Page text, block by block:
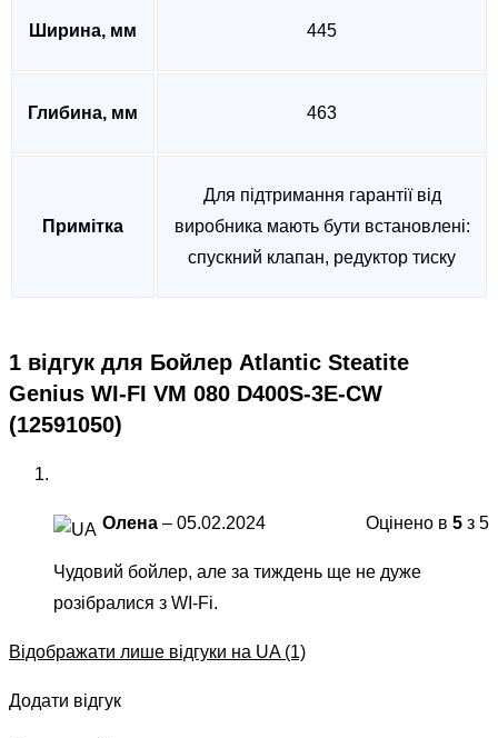
Ширина, мм 445
Глибина, мм 463
Примітка
Для підтримання гарантії від
виробника мають бути встановлені:
спускний клапан, редуктор тиску
1 відгук для Бойлер Atlantic Steatite
Genius WI-FI VM 080 D400S-3E-CW
(12591050)
Оцінено в 5 з 5
Олена – 05.02.2024
Чудовий бойлер, але за тиждень ще не дуже
розібралися з WI-Fi.
Відображати лише відгуки на UA (1)
Додати відгук